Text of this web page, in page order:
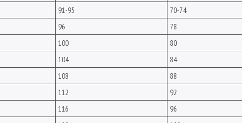
91-95
70-74
96
78
100
80
104
84
108
88
112
92
116
96